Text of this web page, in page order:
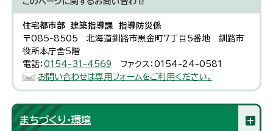
住宅都市部 建築指導課 指導防災係
〒085-8505 北海道釧路市黒金町7丁目5番地 釧路市
役所本庁舎5階
電話：0154-31-4569
ファクス：0154-24-0581
お問い合わせは専用フォームをご利用ください。
まちづくり・環境